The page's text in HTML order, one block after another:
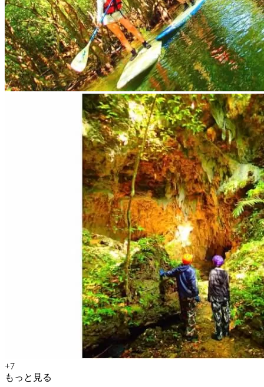
+7
もっと見る